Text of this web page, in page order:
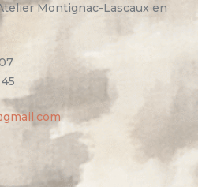
Montignac-Lascaux en